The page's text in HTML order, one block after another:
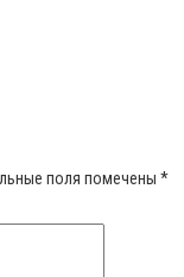
поля помечены *